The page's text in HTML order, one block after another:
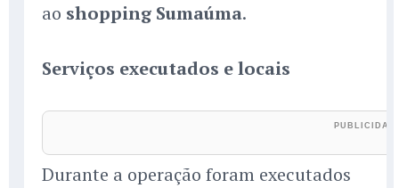
ao shopping Sumaúma.
Serviços executados e locais
Durante a operação foram executados